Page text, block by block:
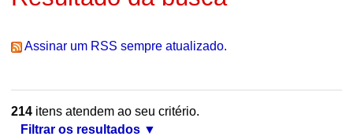
Assinar um RSS sempre atualizado.
214itens atendem ao seu critério.
Filtrar os resultados